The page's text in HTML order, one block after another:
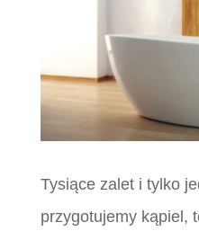
Tysiące zalet i tylko
przygotujemy kąpiel,